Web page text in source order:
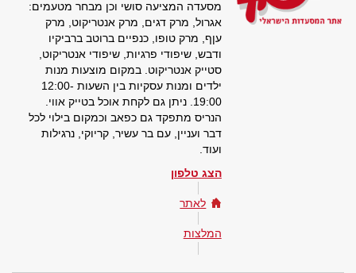
מסעדה המציעה סושי וכן מבחר מטעמים:
אגרול, מרק דגים, מרק אנטריקוט, מרק
עןף, מרק טופו, כנפיים ברוטב ברביקיו
ודבש, שיפודי פרגיות, שיפודי אנטריקוט,
סטייק אנטריקוט. במקום מוצעות מנות
ילדים ומנות עסקיות בין השעות 12:00-
19:00. ניתן גם לקחת אוכל בטייק אווי.
הנריס מתפקד גם כפאב וכמקום בילוי לכל
דבר ועניין, עם בר עשיר, קריוקי, נרגילות
ועוד.
הצג טלפון
לאתר
המלצות